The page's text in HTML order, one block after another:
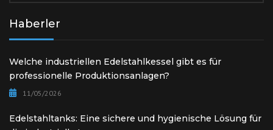
Haberler
Welche industriellen Edelstahlkessel gibt es für
professionelle Produktionsanlagen?
11/05/2026
Edelstahltanks: Eine sichere und hygienische Lösung für